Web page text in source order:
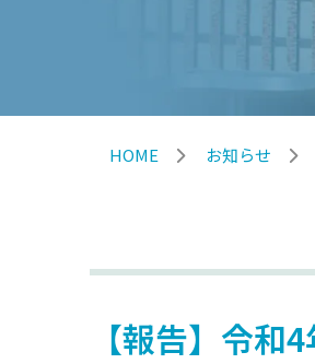
HOME お知らせ
【報告】令和